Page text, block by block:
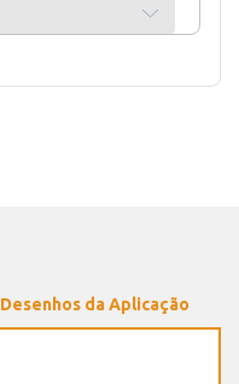
Desenhos da Aplicação